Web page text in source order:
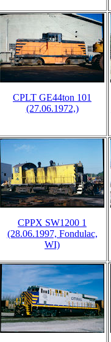
CPLT GE44ton 101
(27.06.1972,)
CPPX SW1200 1
(28.06.1997, Fondulac,
WI)